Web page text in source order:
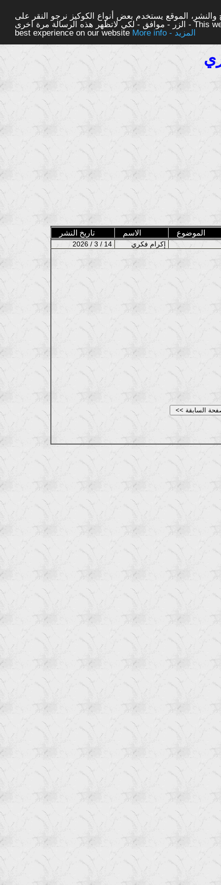
الموقع يستخدم بعض أنواع الكوكيز نرجو النقر على
الزر - موافق - لكي لاتظهر هذه الرسالة مرة اخرى - This website uses cookies to ensure you get the
best experience on our website
More info - المزيد
تاريخ النشر الاسم الموضوع
2026 / 3 / 14